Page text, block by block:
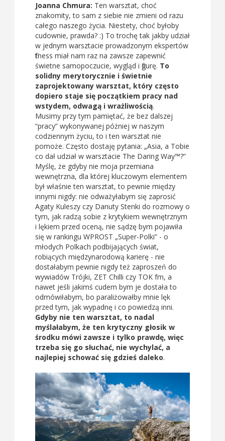
Joanna Chmura: Ten warsztat, choć
znakomity, to sam z siebie nie zmieni od razu
całego naszego życia. Niestety, choć byłoby
cudownie, prawda? :) To trochę tak jakby udział
w jednym warsztacie prowadzonym ekspertów
fitness miał nam raz na zawsze zapewnić
świetne samopoczucie, wygląd i figurę. To
solidny merytorycznie i świetnie
zaprojektowany warsztat, który często
dopiero staje się początkiem pracy nad
wstydem, odwagą i wrażliwością.
Musimy przy tym pamiętać, że bez dalszej
“pracy” wykonywanej póżniej w naszym
codziennym życiu, to i ten warsztat nie
pomoże. Często dostaję pytania: „Asia, a Tobie
co dał udział w warsztacie The Daring Way™?”
Myślę, że gdyby nie moja przemiana
wewnętrzna, dla której kluczowym elementem
był właśnie ten warsztat, to pewnie między
innymi nigdy: nie odważyłabym się zaprosić
Agaty Kuleszy czy Danuty Stenki do rozmowy o
tym, jak radzą sobie z krytykiem wewnętrznym
i lękiem przed oceną, nie sądzę bym pojawiła
się w rankingu WPROST „Super-Polki” - o
młodych Polkach podbijających świat,
robiących międzynarodową karierę - nie
dostałabym pewnie nigdy też zaproszeń do
wywiadów Trójki, ZET Chilli czy TOK fm, a
nawet jeśli jakimś cudem bym je dostała to
odmówiłabym, bo paraliżowałby mnie lęk
przed tym, jak wypadnę i co powiedzą inni.
Gdyby nie ten warsztat, to nadal
myślałabym, że ten krytyczny głosik w
środku mówi zawsze i tylko prawdę, więc
trzeba się go słuchać, nie wychylać, a
najlepiej schować się gdzieś daleko.